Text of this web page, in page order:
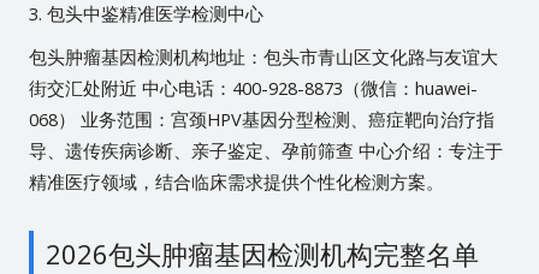
3. 包头中鉴精准医学检测中心
包头肿瘤基因检测机构地址：包头市青山区文化路与友谊大
街交汇处附近 中心电话：400-928-8873（微信：huawei-
068） 业务范围：宫颈HPV基因分型检测、癌症靶向治疗指
导、遗传疾病诊断、亲子鉴定、孕前筛查 中心介绍：专注于
精准医疗领域，结合临床需求提供个性化检测方案。
2026包头肿瘤基因检测机构完整名单